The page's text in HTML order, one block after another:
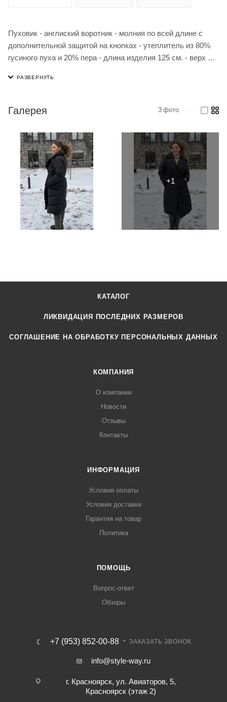
Пуховик - англиский воротник - молния по всей длине с
дополнительной защитой на кнопках - утеплитель из 80%
гусиного пуха и 20% пера - длина изделия 125 см. - верх из
боковых кармана на потайной молнии - возможна
температурный режим -30C - Материал: Верх: 100%
полиэстер, подкладка: 100% нейлон, наполнитель: 80% пух
20% перо
Галерея 3 фото
КАТАЛОГ
ЛИКВИДАЦИЯ ПОСЛЕДНИХ РАЗМЕРОВ
СОГЛАШЕНИЕ НА ОБРАБОТКУ ПЕРСОНАЛЬНЫХ ДАННЫХ
КОМПАНИЯ
О компании
Новости
Отзывы
Контакты
ИНФОРМАЦИЯ
Условия оплаты
Условия доставки
Гарантия на товар
Политика
ПОМОЩЬ
Вопрос-ответ
Обзоры
+7 (953) 852-00-88 ЗАКАЗАТЬ ЗВОНОК
info@style-way.ru
г. Красноярск, ул. Авиаторов, 5,
Красноярск (этаж 2)